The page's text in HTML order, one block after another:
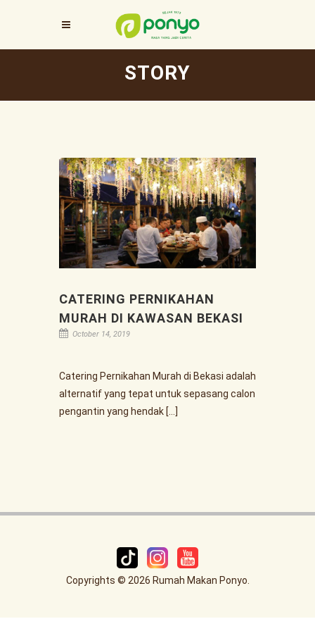
STORY
CATERING PERNIKAHAN
MURAH DI KAWASAN BEKASI
October 14, 2019
Catering Pernikahan Murah di Bekasi adalah
alternatif yang tepat untuk sepasang calon
pengantin yang hendak […]
Copyrights © 2026 Rumah Makan Ponyo.